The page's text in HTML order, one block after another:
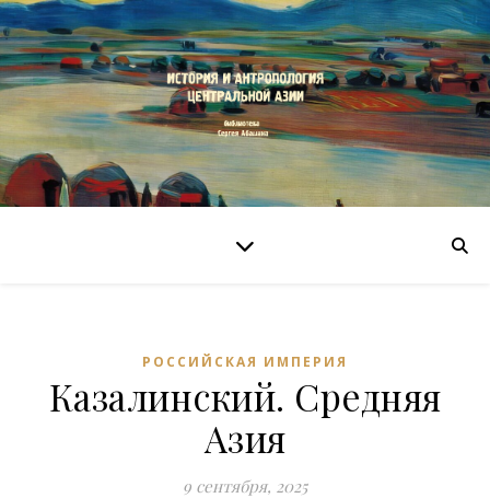
РОССИЙСКАЯ ИМПЕРИЯ
Казалинский. Средняя
Азия
9 сентября, 2025